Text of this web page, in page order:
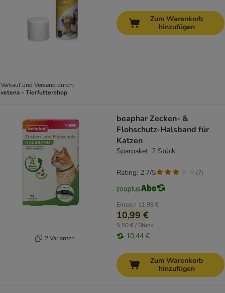
Verkauf und Versand durch:
vetena - Tierfuttershop
Zum Warenkorb
hinzufügen
2 Varianten
beaphar Zecken- &
Flohschutz-Halsband für
Katzen
Sparpaket: 2 Stück
Einzeln 11,98 €
10,99 €
5,50 € / Stück
10,44 €
Rating: 2.7/5 (7)
Zum Warenkorb
hinzufügen